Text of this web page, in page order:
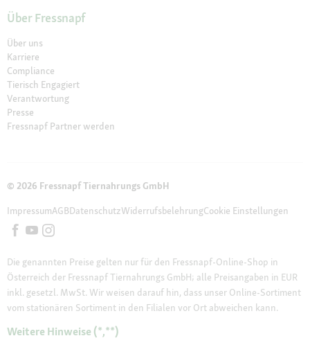
Über Fressnapf
Über uns
Karriere
Compliance
Tierisch Engagiert
Verantwortung
Presse
Fressnapf Partner werden
© 2026 Fressnapf Tiernahrungs GmbH
ImpressumAGBDatenschutzWiderrufsbelehrungCookie Einstellungen
Die genannten Preise gelten nur für den Fressnapf-Online-Shop in
Österreich der Fressnapf Tiernahrungs GmbH; alle Preisangaben in EUR
inkl. gesetzl. MwSt. Wir weisen darauf hin, dass unser Online-Sortiment
vom stationären Sortiment in den Filialen vor Ort abweichen kann.
Weitere Hinweise (*,**)